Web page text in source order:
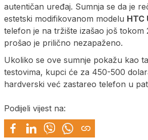
autentičan uređaj. Sumnja se da je
estetski modifikovanom modelu HTC
telefon je na tržište izašao još tokom
prošao je prilično nezapaženo.
Ukoliko se ove sumnje pokažu kao
testovima, kupci će za 450-500
hardverski već zastareo telefon u
Podijeli vijest na: